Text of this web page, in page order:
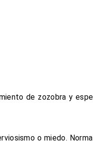
de zozobra y
o miedo.